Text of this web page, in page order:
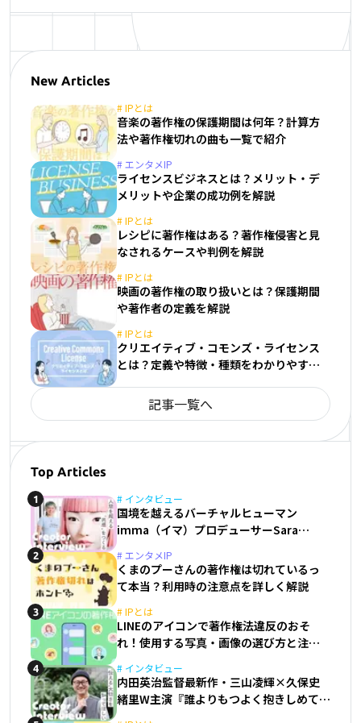
New Articles
#IPとは
音楽の著作権の保護期間は何年？計算方
法や著作権切れの曲も一覧で紹介
#エンタメIP
ライセンスビジネスとは？メリット・デ
メリットや企業の成功例を解説
#IPとは
レシピに著作権はある？著作権侵害と見
なされるケースや判例を解説
#IPとは
映画の著作権の取り扱いとは？保護期間
や著作者の定義を解説
#IPとは
クリエイティブ・コモンズ・ライセンス
とは？定義や特徴・種類をわかりやすく
記事一覧へ
Top Articles
1 # インタビュー
国境を越えるバーチャルヒューマン
imma（イマ）プロデューサーSara
2 #エンタメIP
くまのプーさんの著作権は切れているっ
て本当？利用時の注意点を詳しく解説
3 #IPとは
LINEのアイコンで著作権法違反のおそ
れ！使用する写真・画像の選び方と注意
4 # インタビュー
内田英治監督最新作・三山凌輝×久保史
緒里W主演『誰よりもつよく抱きしめて』